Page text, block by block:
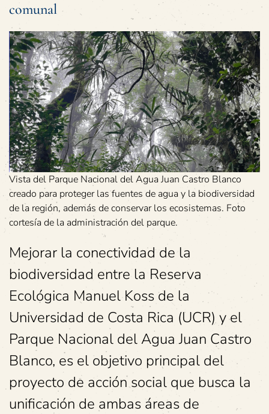
comunal
Vista del Parque Nacional del Agua Juan Castro Blanco
creado para proteger las fuentes de agua y la biodiversidad
de la región, además de conservar los ecosistemas. Foto
cortesía de la administración del parque.
Mejorar la conectividad de la
biodiversidad entre la Reserva
Ecológica Manuel Koss de la
Universidad de Costa Rica (UCR) y el
Parque Nacional del Agua Juan Castro
Blanco, es el objetivo principal del
proyecto de acción social que busca la
unificación de ambas áreas de